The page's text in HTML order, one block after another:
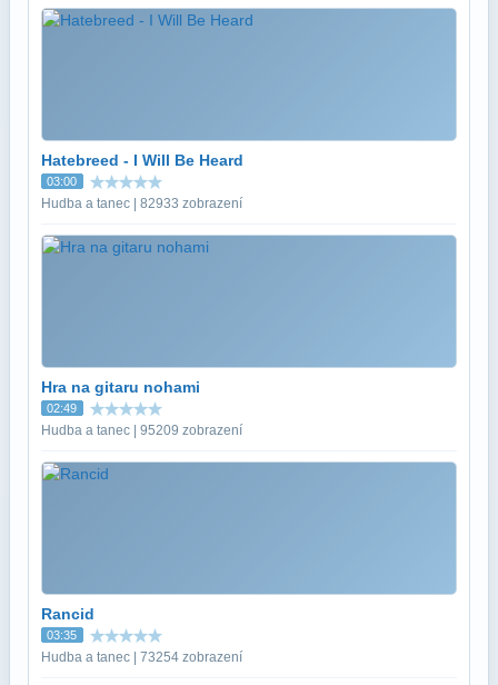
Hatebreed - I Will Be Heard
03:00
Hudba a tanec | 82933 zobrazení
Hra na gitaru nohami
02:49
Hudba a tanec | 95209 zobrazení
Rancid
03:35
Hudba a tanec | 73254 zobrazení